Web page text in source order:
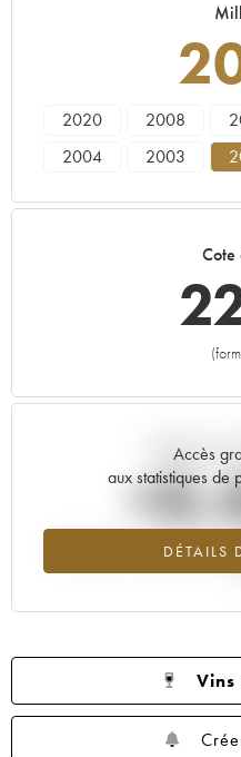
2020 2008
2004
2003
Cote
Accès
aux statistiques
DÉTAILS
Tendance
Tendance à la hausse du
Vins